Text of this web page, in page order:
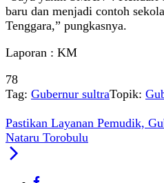
baru dan menjadi contoh
Tenggara,” pungkasnya.
Laporan : KM
78
Tag: Gubernur sultraTopik:
Pastikan Layanan Pemudik,
Nataru Torobulu